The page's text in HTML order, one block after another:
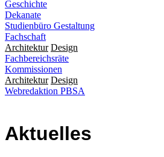
Geschichte
Dekanate
Studienbüro Gestaltung
Fachschaft
Architektur Design
Fachbereichsräte
Kommissionen
Architektur Design
Webredaktion PBSA
Aktuelles